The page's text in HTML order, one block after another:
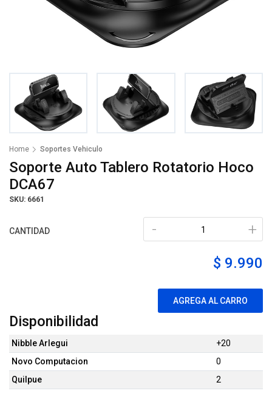
Home Soportes Vehiculo
Soporte Auto Tablero Rotatorio Hoco
DCA67
SKU: 6661
CANTIDAD +
-
$ 9.990
AGREGA AL CARRO
Disponibilidad
Nibble Arlegui
+20
Novo Computacion
0
Quilpue
2